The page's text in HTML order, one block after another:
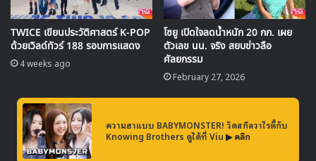
เสตจเพลง Dream ที่หลายๆคนรอคอยการร้องเพลงคู่กันของ
ชานยอล EXO และ นายอน TWICE
TWICE เขียนประวัติศาสตร์ K-POP
ด้วยเวิลด์ทัวร์ 188 รอบการแสดง
4 weeks ago
โซยู เปิดใจลดน้ำหนัก 20 กก. เผย
ตัวเลข นน. จริง สยบข่าวลือ
ศัลยกรรม
February 27, 2026
ความฮาแบบ BABYMONSTER! วัดสกิลวาไรตี้กับ
Knowing Brothers ดูได้ที่ Viu ▶ คลิก